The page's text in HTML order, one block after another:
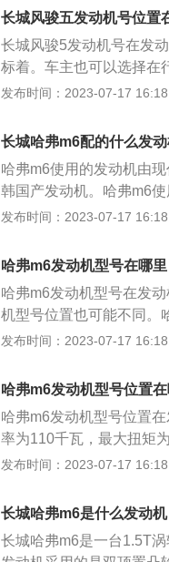
税证明上会载明发动机号
指的是发动机在所属厂
号指的是发动机的生产编
的编号都是不一样的。
长城风骏五发动机号位置
长城风骏5发动机号在发
标着。车主也可以选择在
号。以下是关于发动机号
准。中部由缸数符号、冲
部是结构特征和用途特
改进等原因需要区分时，
发布时间：2023-07-17
长城哈弗m6配的什么发动
哈弗m6使用的发动机由
韩国产发动机。哈弗m6
最大功率为110千瓦150
的润滑油。对汽油发动机
不低于生产厂家规定要求
使用过程中油质都会发生
种问题。为了避免故障的
塞，机油不能通过滤芯时
带回润滑部位，促使发动
运转过程中，燃烧室内的
油泥。量少时在油中悬浮
不但能保证发动机正常工
发布时间：2023-07-17
哈弗m6发动机型号在哪里
哈弗m6发动机型号在发
机型号位置也可能不同。
力为150匹，最大扭矩为
有的回旋镖镀铬条、贴顶
发布时间：2023-07-17
哈弗m6发动机型号位置在
哈弗m6发动机型号位置
率为110千瓦，最大扭矩
电喷技术。哈弗m6是哈
计语言，繁星点缀式中网
镖镀铬条，贴顶行李架，
发布时间：2023-07-17
长城哈弗m6是什么发动机
长城哈弗m6是一台1.5T